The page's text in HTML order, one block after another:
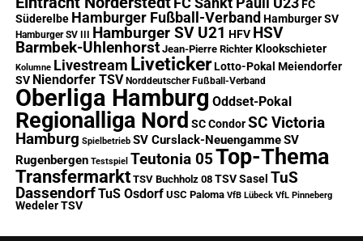
FC
Süderelbe Hamburger Fußball-Verband Hamburger SV
Hamburger SV III Hamburger SV U21 HFV HSV
Barmbek-Uhlenhorst Jean-Pierre Richter Klookschieter
Kolumne Livestream Liveticker Lotto-Pokal Meiendorfer
SV Niendorfer TSV Norddeutscher Fußball-Verband
Oberliga Hamburg Oddset-Pokal
Regionalliga Nord SC Condor SC Victoria
Hamburg Spielbetrieb SV Curslack-NeuengammeSV
Rugenbergen Testspiel Teutonia 05Top-Thema
Transfermarkt TSV Buchholz 08 TSV Sasel TuS
DassendorfTuS Osdorf USC Paloma VfB Lübeck VfL Pinneberg
Wedeler TSV